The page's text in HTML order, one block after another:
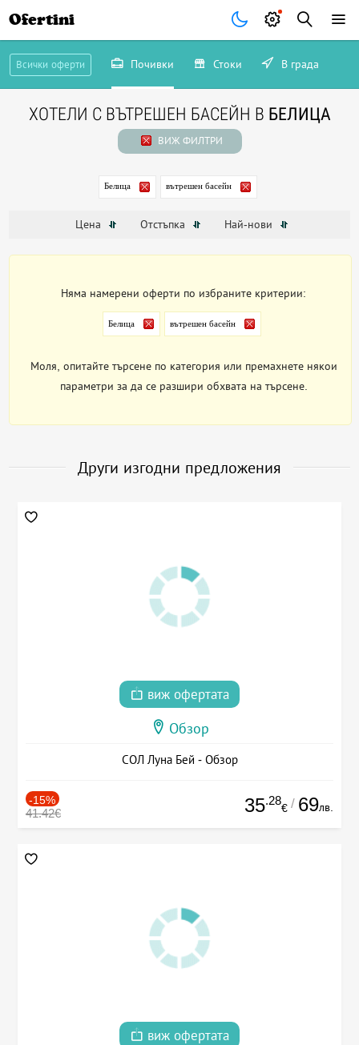
Ofertini
Всички оферти Почивки Стоки В града
ХОТЕЛИ С ВЪТРЕШЕН БАСЕЙН В БЕЛИЦА
ВИЖ ФИЛТРИ
Белица вътрешен басейн
Цена Отстъпка Най-нови
Няма намерени оферти по избраните критерии:
Белица вътрешен басейн
Моля, опитайте търсене по категория или премахнете някои
параметри за да се разшири обхвата на търсене.
Други изгодни предложения
виж офертата
Обзор
СОЛ Луна Бей - Обзор
-15%
41.42€ 35.28
€ / 69лв.
виж офертата